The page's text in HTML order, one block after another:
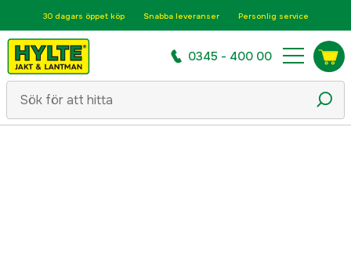
30 dagars öppet köp Snabba leveranser Personlig service
0345 - 400 00